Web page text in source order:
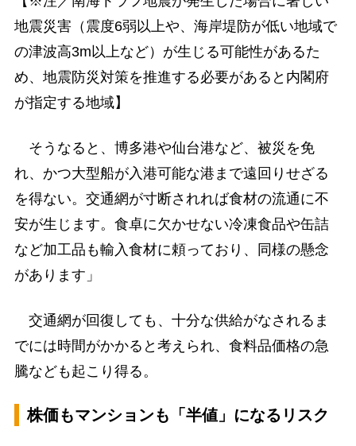
地震災害（震度6弱以上や、海岸堤防が低い地域で
の津波高3m以上など）が生じる可能性があるた
め、地震防災対策を推進する必要があると内閣府
が指定する地域】
そうなると、博多港や仙台港など、被災を免
れ、かつ大型船が入港可能な港まで遠回りせざる
を得ない。交通網が寸断されれば食材の流通に不
安が生じます。食卓に欠かせない冷凍食品や缶詰
など加工品も輸入食材に頼っており、同様の懸念
があります」
交通網が回復しても、十分な供給がなされるま
でには時間がかかると考えられ、食料品価格の急
騰なども起こり得る。
株価もマンションも「半値」になるリスク